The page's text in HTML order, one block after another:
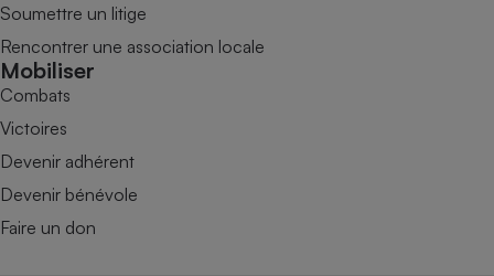
Soumettre un litige
Rencontrer une association locale
Mobiliser
Combats
Victoires
Devenir adhérent
Devenir bénévole
Faire un don